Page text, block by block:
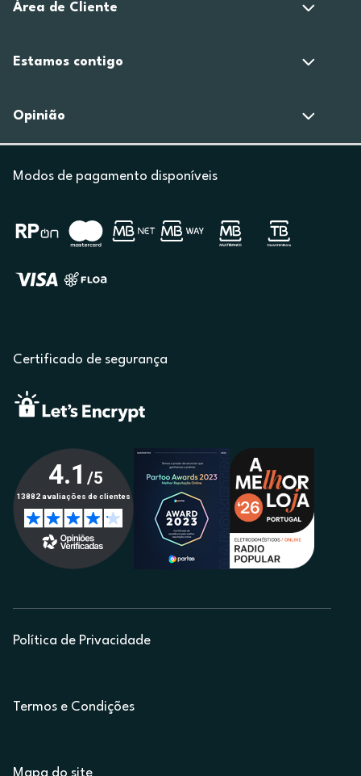
Área de Cliente
Estamos contigo
Opinião
Modos de pagamento disponíveis
Certificado de segurança
Política de Privacidade
Termos e Condições